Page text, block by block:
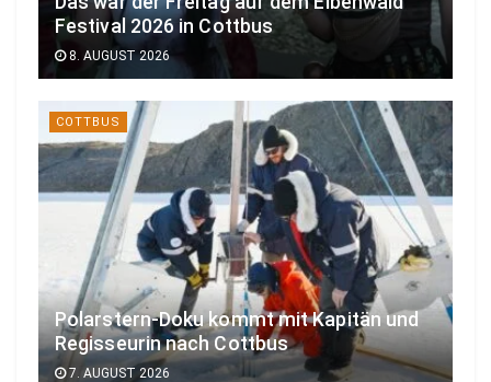
Festival 2026 in Cottbus
8. AUGUST 2026
COTTBUS
Polarstern-Doku kommt mit Kapitän und
Regisseurin nach Cottbus
7. AUGUST 2026